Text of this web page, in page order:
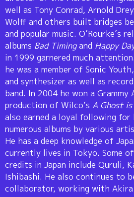
well as Tony Conrad, Arnold
Wolff and others built bridges
and popular music. O’Rourke’s
albums Bad Timingand Happy
in 1999 garnered much
he was a member of Sonic
and synthesizer as well as
band. In 2004 he won a Grammy
production of Wilco’s A Ghost is
also earned a loyal following
numerous albums by various
He has a deep knowledge of
currently lives in Tokyo. Some
credits in Japan include Quruli,
Ishibashi. He also continues to
collaborator, working with Akira